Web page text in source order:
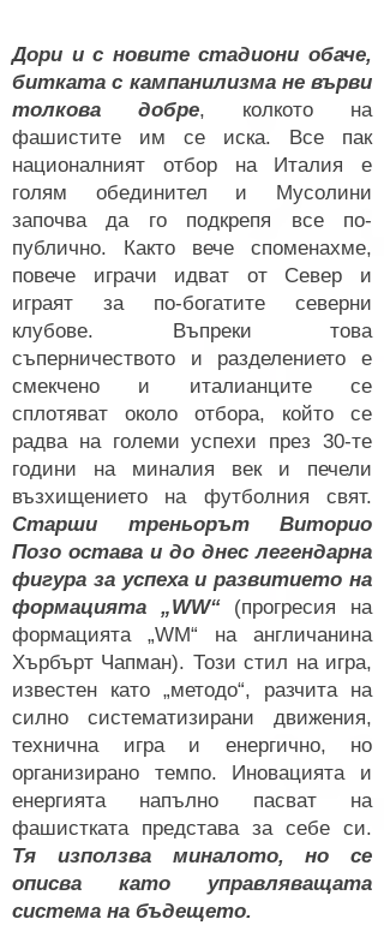
Дори и с новите стадиони обаче,
битката с кампанилизма не върви
толкова добре, колкото на
фашистите им се иска. Все пак
националният отбор на Италия е
голям обединител и Мусолини
започва да го подкрепя все по-
публично. Както вече споменахме,
повече играчи идват от Север и
играят за по-богатите северни
клубове. Въпреки това
съперничеството и разделението е
смекчено и италианците се
сплотяват около отбора, който се
радва на големи успехи през 30-те
години на миналия век и печели
възхищението на футболния свят.
Старши треньорът Виторио
Позо остава и до днес легендарна
фигура за успеха и развитието на
формацията „WW“(прогресия на
формацията „WM“ на англичанина
Хърбърт Чапман). Този стил на игра,
известен като „методо“, разчита на
силно систематизирани движения,
технична игра и енергично, но
организирано темпо. Иновацията и
енергията напълно пасват на
фашистката представа за себе си.
Тя използва миналото, но се
описва като управляващата
система на бъдещето.